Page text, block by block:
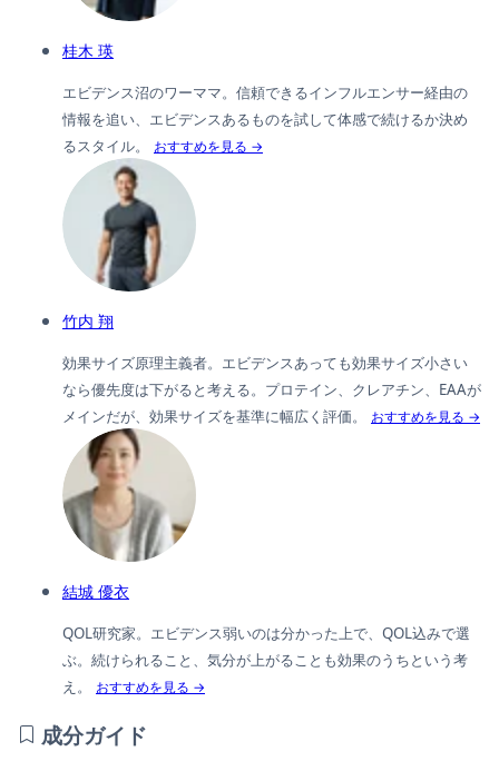
桂木 瑛
エビデンス沼のワーママ。信頼できるインフルエンサー経由の
情報を追い、エビデンスあるものを試して体感で続けるか決め
るスタイル。
おすすめを見る →
竹内 翔
効果サイズ原理主義者。エビデンスあっても効果サイズ小さい
なら優先度は下がると考える。プロテイン、クレアチン、EAAが
メインだが、効果サイズを基準に幅広く評価。
おすすめを見る →
結城 優衣
QOL研究家。エビデンス弱いのは分かった上で、QOL込みで選
ぶ。続けられること、気分が上がることも効果のうちという考
え。
おすすめを見る →
成分ガイド